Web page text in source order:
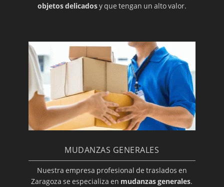
objetos delicadosy que tengan un alto valor.
MUDANZAS GENERALES
Nuestra empresa profesional de traslados en
Zaragoza se especializa en mudanzas generales.